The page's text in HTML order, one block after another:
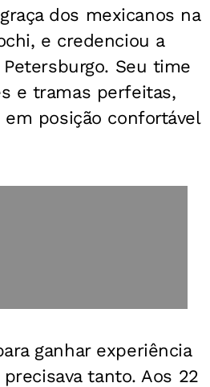
dos mexicanos na
e credenciou a
Seu time
e tramas perfeitas,
posição confortável
ganhar experiência
tanto. Aos 22